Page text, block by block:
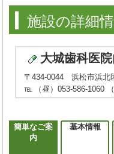
施設の詳細
大城歯科医
〒434-0044 浜松市浜北
℡ （昼）053-586-1060
簡単なご案
内
基本情報